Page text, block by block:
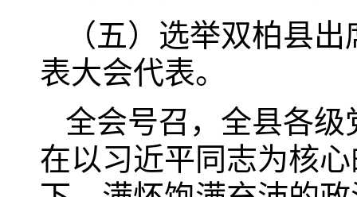
（五）选举双柏县
表大会代表。
全会号召，全县各
在以习近平同志为核